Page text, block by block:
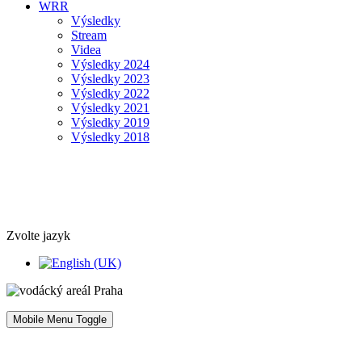
WRR
Výsledky
Stream
Videa
Výsledky 2024
Výsledky 2023
Výsledky 2022
Výsledky 2021
Výsledky 2019
Výsledky 2018
Zvolte jazyk
Mobile Menu Toggle